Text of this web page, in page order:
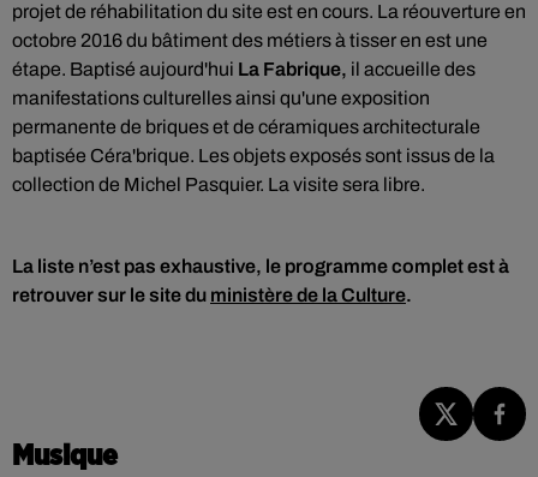
projet de réhabilitation du site est en cours. La réouverture en
octobre 2016 du bâtiment des métiers à tisser en est une
étape. Baptisé aujourd'hui La Fabrique, il accueille des
manifestations culturelles ainsi qu'une exposition
permanente de briques et de céramiques architecturale
baptisée Céra'brique. Les objets exposés sont issus de la
collection de Michel Pasquier. La visite sera libre.
La liste n’est pas exhaustive, le programme complet est à
retrouver sur le site du ministère de la Culture.
Musique